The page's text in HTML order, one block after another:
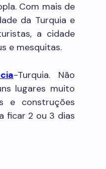
Com mais de
da Turquia e
a cidade
e mesquitas.
-Turquia. Não
lugares muito
e construções
ficar 2 ou 3 dias